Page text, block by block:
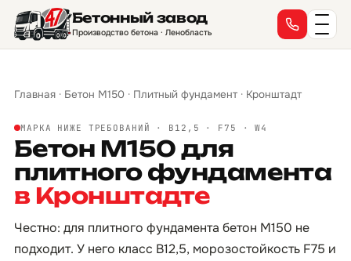
Бетонный завод
Производство бетона · Ленобласть
Главная · Бетон М150 · Плитный фундамент · Кронштадт
МАРКА НИЖЕ ТРЕБОВАНИЙ · B12,5 · F75 · W4
Бетон М150 для
плитного фундамента
в Кронштадте
Честно: для плитного фундамента бетон М150 не
подходит. У него класс B12,5, морозостойкость F75 и